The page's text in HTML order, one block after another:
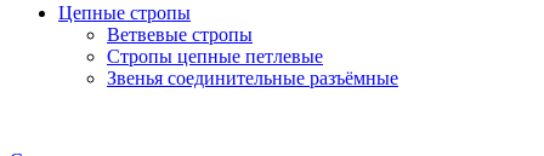
Цепные стропы
Ветвевые стропы
Стропы цепные петлевые
Звенья соединительные разъёмные